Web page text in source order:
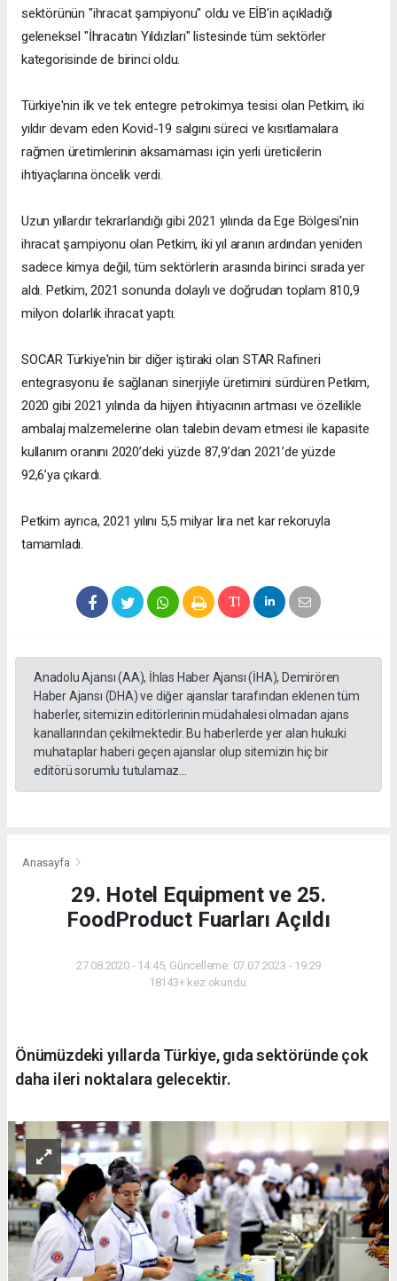
sektörünün "ihracat şampiyonu" oldu ve EİB'in açıkladığı
geleneksel "İhracatın Yıldızları" listesinde tüm sektörler
kategorisinde de birinci oldu.
Türkiye'nin ilk ve tek entegre petrokimya tesisi olan Petkim, iki
yıldır devam eden Kovid-19 salgını süreci ve kısıtlamalara
rağmen üretimlerinin aksamaması için yerli üreticilerin
ihtiyaçlarına öncelik verdi.
Uzun yıllardır tekrarlandığı gibi 2021 yılında da Ege Bölgesi'nin
ihracat şampiyonu olan Petkim, iki yıl aranın ardından yeniden
sadece kimya değil, tüm sektörlerin arasında birinci sırada yer
aldı. Petkim, 2021 sonunda dolaylı ve doğrudan toplam 810,9
milyon dolarlık ihracat yaptı.
SOCAR Türkiye'nin bir diğer iştiraki olan STAR Rafineri
entegrasyonu ile sağlanan sinerjiyle üretimini sürdüren Petkim,
2020 gibi 2021 yılında da hijyen ihtiyacının artması ve özellikle
ambalaj malzemelerine olan talebin devam etmesi ile kapasite
kullanım oranını 2020’deki yüzde 87,9’dan 2021’de yüzde
92,6’ya çıkardı.
Petkim ayrıca, 2021 yılını 5,5 milyar lira net kar rekoruyla
tamamladı.
Anadolu Ajansı (AA), İhlas Haber Ajansı (İHA), Demirören
Haber Ajansı (DHA) ve diğer ajanslar tarafından eklenen tüm
haberler, sitemizin editörlerinin müdahalesi olmadan ajans
kanallarından çekilmektedir. Bu haberlerde yer alan hukuki
muhataplar haberi geçen ajanslar olup sitemizin hiç bir
editörü sorumlu tutulamaz...
Anasayfa
29. Hotel Equipment ve 25.
FoodProduct Fuarları Açıldı
27.08.2020 - 14:45, Güncelleme: 07.07.2023 - 19:29
18143+ kez okundu.
Önümüzdeki yıllarda Türkiye, gıda sektöründe çok
daha ileri noktalara gelecektir.